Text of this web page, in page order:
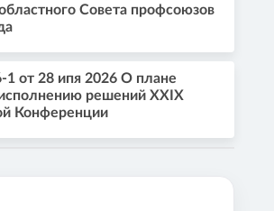
Совета профсоюзов
1 от 28 ипя 2026 О плане
решений XXIX
Конференции